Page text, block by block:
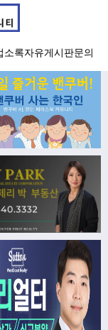
소록자유게시판문의